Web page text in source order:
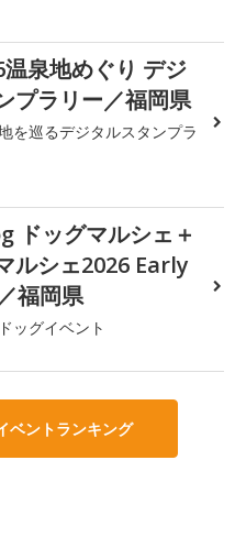
泉地めぐり デジ
プラリー／福岡県
を巡るデジタルスタンプラ
ドッグマルシェ＋
ルシェ2026 Early
福岡県
ッグイベント
ベントランキング